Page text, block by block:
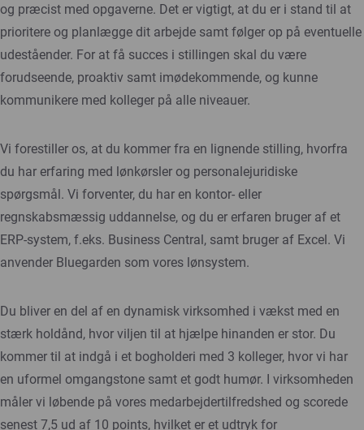
og præcist med opgaverne. Det er vigtigt, at du er i stand til at
prioritere og planlægge dit arbejde samt følger op på eventuelle
udeståender. For at få succes i stillingen skal du være
forudseende, proaktiv samt imødekommende, og kunne
kommunikere med kolleger på alle niveauer.
Vi forestiller os, at du kommer fra en lignende stilling, hvorfra
du har erfaring med lønkørsler og personalejuridiske
spørgsmål. Vi forventer, du har en kontor- eller
regnskabsmæssig uddannelse, og du er erfaren bruger af et
ERP-system, f.eks. Business Central, samt bruger af Excel. Vi
anvender Bluegarden som vores lønsystem.
Du bliver en del af en dynamisk virksomhed i vækst med en
stærk holdånd, hvor viljen til at hjælpe hinanden er stor. Du
kommer til at indgå i et bogholderi med 3 kolleger, hvor vi har
en uformel omgangstone samt et godt humør. I virksomheden
måler vi løbende på vores medarbejdertilfredshed og scorede
senest 7,5 ud af 10 points, hvilket er et udtryk for